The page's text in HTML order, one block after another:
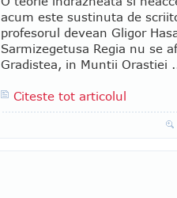
acum este sustinuta de
profesorul devean Gligor
Sarmizegetusa Regia nu se
Gradistea, in Muntii Orastiei
Citeste tot articolul